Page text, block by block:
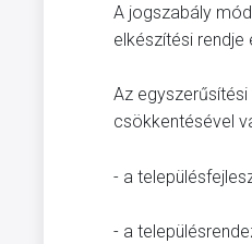
A jogszabály
elkészítési rendje
Az
csökkentésével
- a
- a